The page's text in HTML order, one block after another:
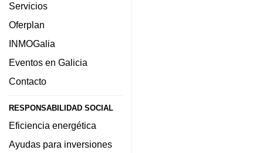
Servicios
Oferplan
INMOGalia
Eventos en Galicia
Contacto
RESPONSABILIDAD SOCIAL
Eficiencia energética
Ayudas para inversiones